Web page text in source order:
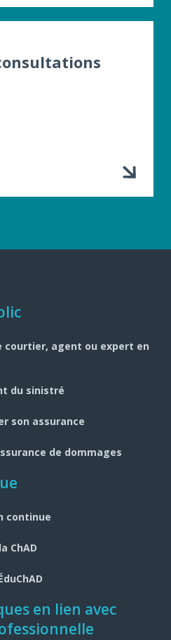
agent ou expert en
du sinistré
son assurance
de dommages
continue
ChAD
en lien avec